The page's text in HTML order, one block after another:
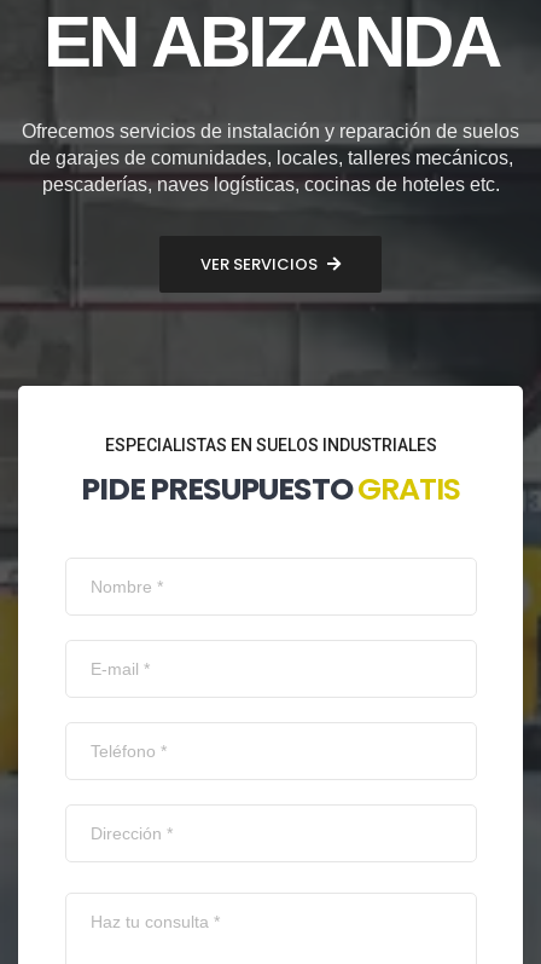
EN ABIZANDA
Ofrecemos servicios de instalación y reparación de suelos
de garajes de comunidades, locales, talleres mecánicos,
pescaderías, naves logísticas, cocinas de hoteles etc.
VER SERVICIOS
ESPECIALISTAS EN SUELOS INDUSTRIALES
PIDE PRESUPUESTOGRATIS